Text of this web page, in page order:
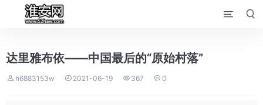
 
达里雅布依——中国最后的“原始村落”
 h6883153w  2021-06-19  367  0